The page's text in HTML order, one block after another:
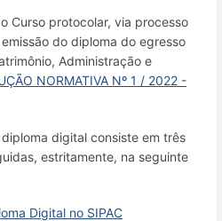
Curso protocolar, via processo
do diploma do egresso
Administração e
NORMATIVA Nº 1 / 2022 -
digital consiste em três
estritamente, na seguinte
Digital no SIPAC